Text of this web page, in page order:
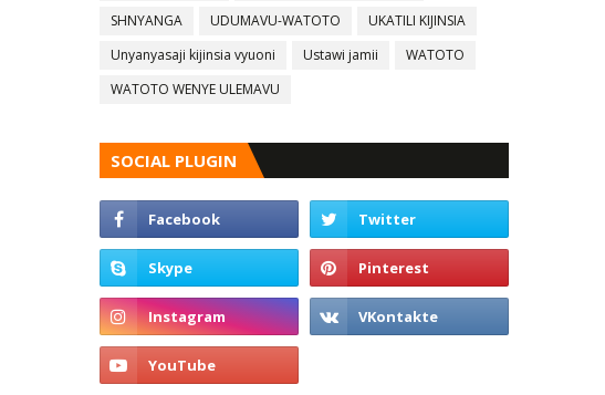
SHNYANGA
UDUMAVU-WATOTO
UKATILI KIJINSIA
Unyanyasaji kijinsia vyuoni
Ustawi jamii
WATOTO
WATOTO WENYE ULEMAVU
SOCIAL PLUGIN